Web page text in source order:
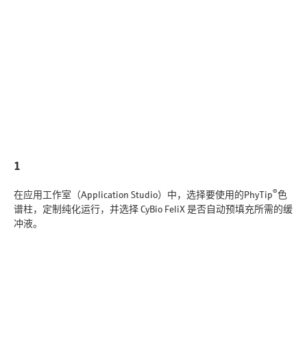
1
在应用工作室（Application Studio）中，选择要使用的PhyTip®色
谱柱，定制纯化运行，并选择 CyBio FeliX 是否自动预填充所需的缓
冲液。